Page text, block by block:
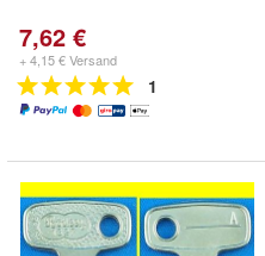
7,62 €
+ 4,15 € Versand
1